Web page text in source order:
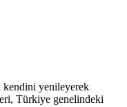
kendini yenileyerek
Türkiye genelindeki